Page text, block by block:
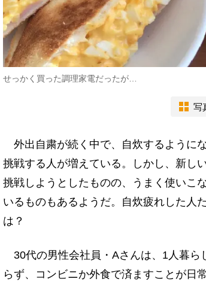
せっかく買った調理家電だったが…
写
外出自粛が続く中で、自炊するように
挑戦する人が増えている。しかし、新し
挑戦しようとしたものの、うまく使いこ
いるものもあるようだ。自炊疲れした人
は？
30代の男性会社員・Aさんは、1人暮ら
らず、コンビニか外食で済ますことが日